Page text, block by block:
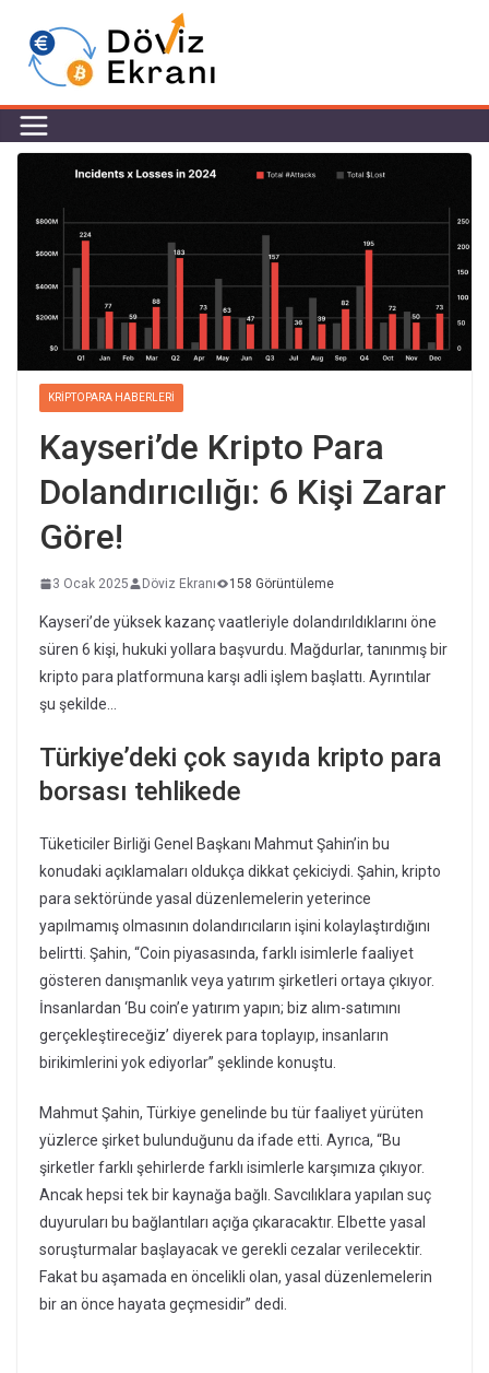
KRIPTOPARA HABERLERI
Kayseri’de Kripto Para
Dolandırıcılığı: 6 Kişi Zarar
Göre!
3 Ocak 2025 Döviz Ekranı 158 Görüntüleme
Kayseri’de yüksek kazanç vaatleriyle dolandırıldıklarını öne
süren 6 kişi, hukuki yollara başvurdu. Mağdurlar, tanınmış bir
kripto para platformuna karşı adli işlem başlattı. Ayrıntılar
şu şekilde…
Türkiye’deki çok sayıda kripto para
borsası tehlikede
Tüketiciler Birliği Genel Başkanı Mahmut Şahin’in bu
konudaki açıklamaları oldukça dikkat çekiciydi. Şahin, kripto
para sektöründe yasal düzenlemelerin yeterince
yapılmamış olmasının dolandırıcıların işini kolaylaştırdığını
belirtti. Şahin, “Coin piyasasında, farklı isimlerle faaliyet
gösteren danışmanlık veya yatırım şirketleri ortaya çıkıyor.
İnsanlardan ‘Bu coin’e yatırım yapın; biz alım-satımını
gerçekleştireceğiz’ diyerek para toplayıp, insanların
birikimlerini yok ediyorlar” şeklinde konuştu.
Mahmut Şahin, Türkiye genelinde bu tür faaliyet yürüten
yüzlerce şirket bulunduğunu da ifade etti. Ayrıca, “Bu
şirketler farklı şehirlerde farklı isimlerle karşımıza çıkıyor.
Ancak hepsi tek bir kaynağa bağlı. Savcılıklara yapılan suç
duyuruları bu bağlantıları açığa çıkaracaktır. Elbette yasal
soruşturmalar başlayacak ve gerekli cezalar verilecektir.
Fakat bu aşamada en öncelikli olan, yasal düzenlemelerin
bir an önce hayata geçmesidir” dedi.